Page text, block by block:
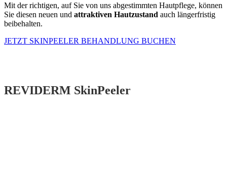
Mit der richtigen, auf Sie von uns abgestimmten Hautpflege, können
Sie diesen neuen und attraktiven Hautzustand auch längerfristig
beibehalten.
JETZT SKINPEELER BEHANDLUNG BUCHEN
REVIDERM SkinPeeler